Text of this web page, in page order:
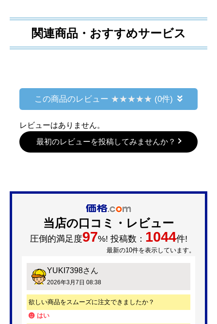
関連商品・おすすめサービス
この商品のレビュー (0件)
レビューはありません。
最初のレビューを投稿してみませんか？
当店の口コミ・レビュー
圧倒的満足度97%! 投稿数： 1044件!
最新の10件を表示しています。
YUKI7398さん
2026年3月7日 08:38
欲しい商品をスムーズに注文できましたか？
はい